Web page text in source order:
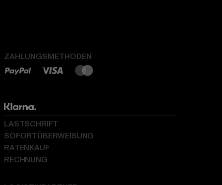
ZAHLUNGSMETHODEN
LASTSCHRIFT
SOFORTÜBERWEISUNG
RATENKAUF
RECHNUNG